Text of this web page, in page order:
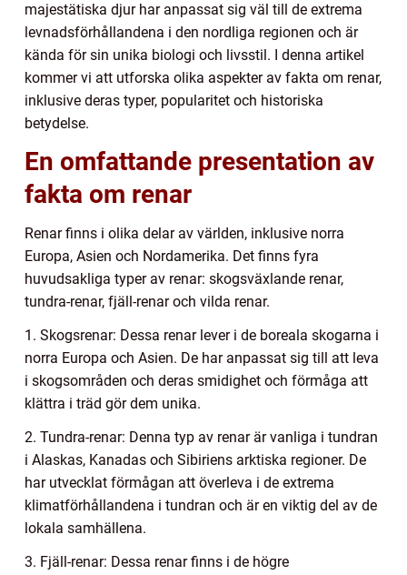
majestätiska djur har anpassat sig väl till de extrema
levnadsförhållandena i den nordliga regionen och är
kända för sin unika biologi och livsstil. I denna artikel
kommer vi att utforska olika aspekter av fakta om renar,
inklusive deras typer, popularitet och historiska
betydelse.
En omfattande presentation av
fakta om renar
Renar finns i olika delar av världen, inklusive norra
Europa, Asien och Nordamerika. Det finns fyra
huvudsakliga typer av renar: skogsväxlande renar,
tundra-renar, fjäll-renar och vilda renar.
1. Skogsrenar: Dessa renar lever i de boreala skogarna i
norra Europa och Asien. De har anpassat sig till att leva
i skogsområden och deras smidighet och förmåga att
klättra i träd gör dem unika.
2. Tundra-renar: Denna typ av renar är vanliga i tundran
i Alaskas, Kanadas och Sibiriens arktiska regioner. De
har utvecklat förmågan att överleva i de extrema
klimatförhållandena i tundran och är en viktig del av de
lokala samhällena.
3. Fjäll-renar: Dessa renar finns i de högre